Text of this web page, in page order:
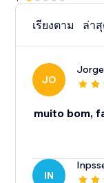
เรียงตาม ล่า
JO
muito bom,
IN